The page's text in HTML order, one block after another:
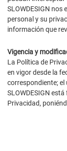
SLOWDESIGN
personal y su
información que
Vigencia y
La Política de
en vigor desde la
correspondiente;
SLOWDESIGN
Privacidad,